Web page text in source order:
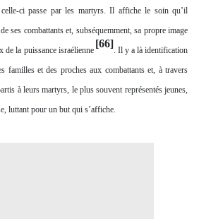
ci passe par les martyrs. Il affiche le soin qu’il
ses combattants et, subséquemment, sa propre image
de la puissance israélienne
[66]
. Il y a là identification
familles et des proches aux combattants et, à travers
à leurs martyrs, le plus souvent représentés jeunes,
luttant pour un but qui s’affiche.